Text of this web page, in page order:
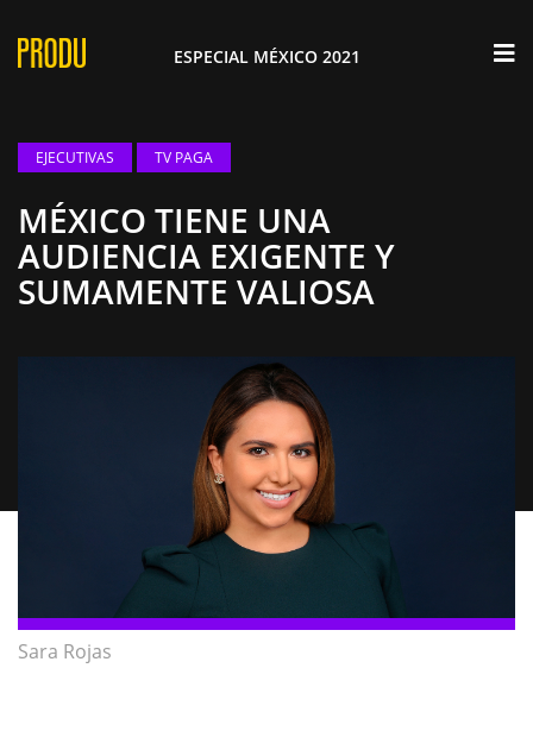
ESPECIAL MÉXICO 2021
EJECUTIVAS TV PAGA
MÉXICO TIENE UNA
AUDIENCIA EXIGENTE Y
SUMAMENTE VALIOSA
Sara Rojas